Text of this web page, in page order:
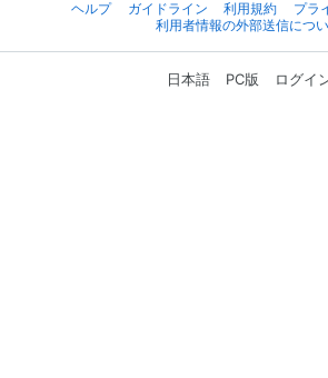
ヘルプ
ガイドライン 利用規約
プラ
利用者情報の外部送信につ
日本語 PC版 ログイ